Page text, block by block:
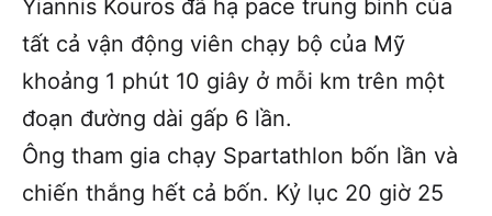
Yiannis Kouros đã hạ pace trung bình của
tất cả vận động viên chạy bộ của Mỹ
khoảng 1 phút 10 giây ở mỗi km trên một
đoạn đường dài gấp 6 lần.
Ông tham gia chạy Spartathlon bốn lần và
chiến thắng hết cả bốn. Kỷ lục 20 giờ 25